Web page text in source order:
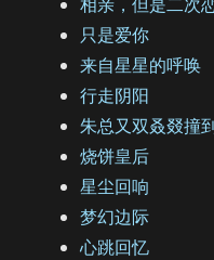
只是爱你
来自星星的呼唤
行走阴阳
朱总又双叒叕撞
烧饼皇后
星尘回响
梦幻边际
心跳回忆